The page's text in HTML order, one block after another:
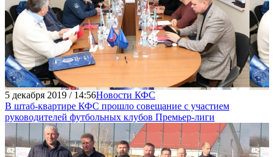
5 декабря 2019 / 14:56Новости КФС
В штаб-квартире КФС прошло совещание с участием
руководителей футбольных клубов Премьер-лиги